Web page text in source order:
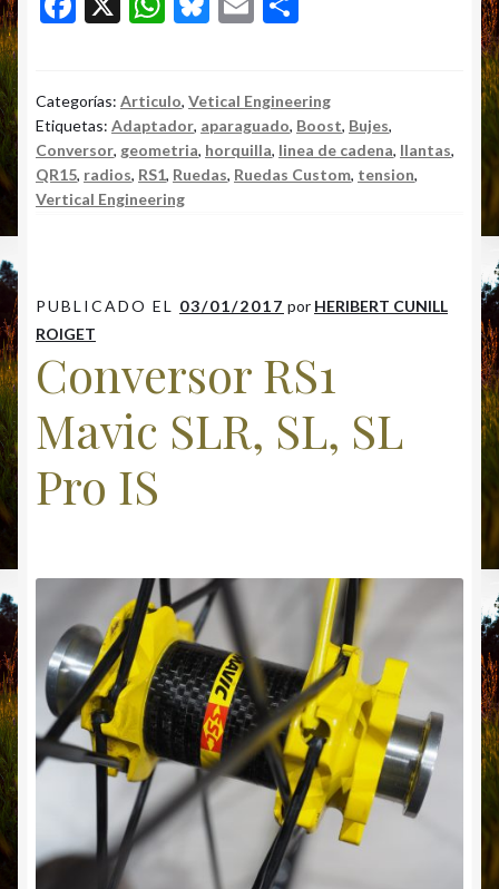
aparaguado
conversores
b
o
o
k
s
A
p
p
ky l
p
ar
ti
Categorías: Articulo, Vetical Engineering
Etiquetas: Adaptador, aparaguado, Boost, Bujes,
Conversor, geometria, horquilla, linea de cadena, llantas,
QR15, radios, RS1, Ruedas, Ruedas Custom, tension,
Vertical Engineering
PUBLICADO EL 03/01/2017 por HERIBERT CUNILL
ROIGET
Conversor RS1
Mavic SLR, SL, SL
Pro IS